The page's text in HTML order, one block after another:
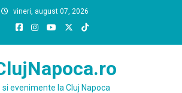
vineri, august 07, 2026
si evenimente la Cluj Napoca